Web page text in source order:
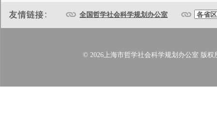
全国哲学社会科学规划办公室
© 2026上海市哲学社会科学规划办公室 版权